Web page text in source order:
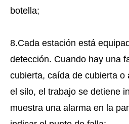
botella;
8.Cada estación está
detección. Cuando hay una
cubierta, caída de cubierta o
el silo, el trabajo se detiene
muestra una alarma en la